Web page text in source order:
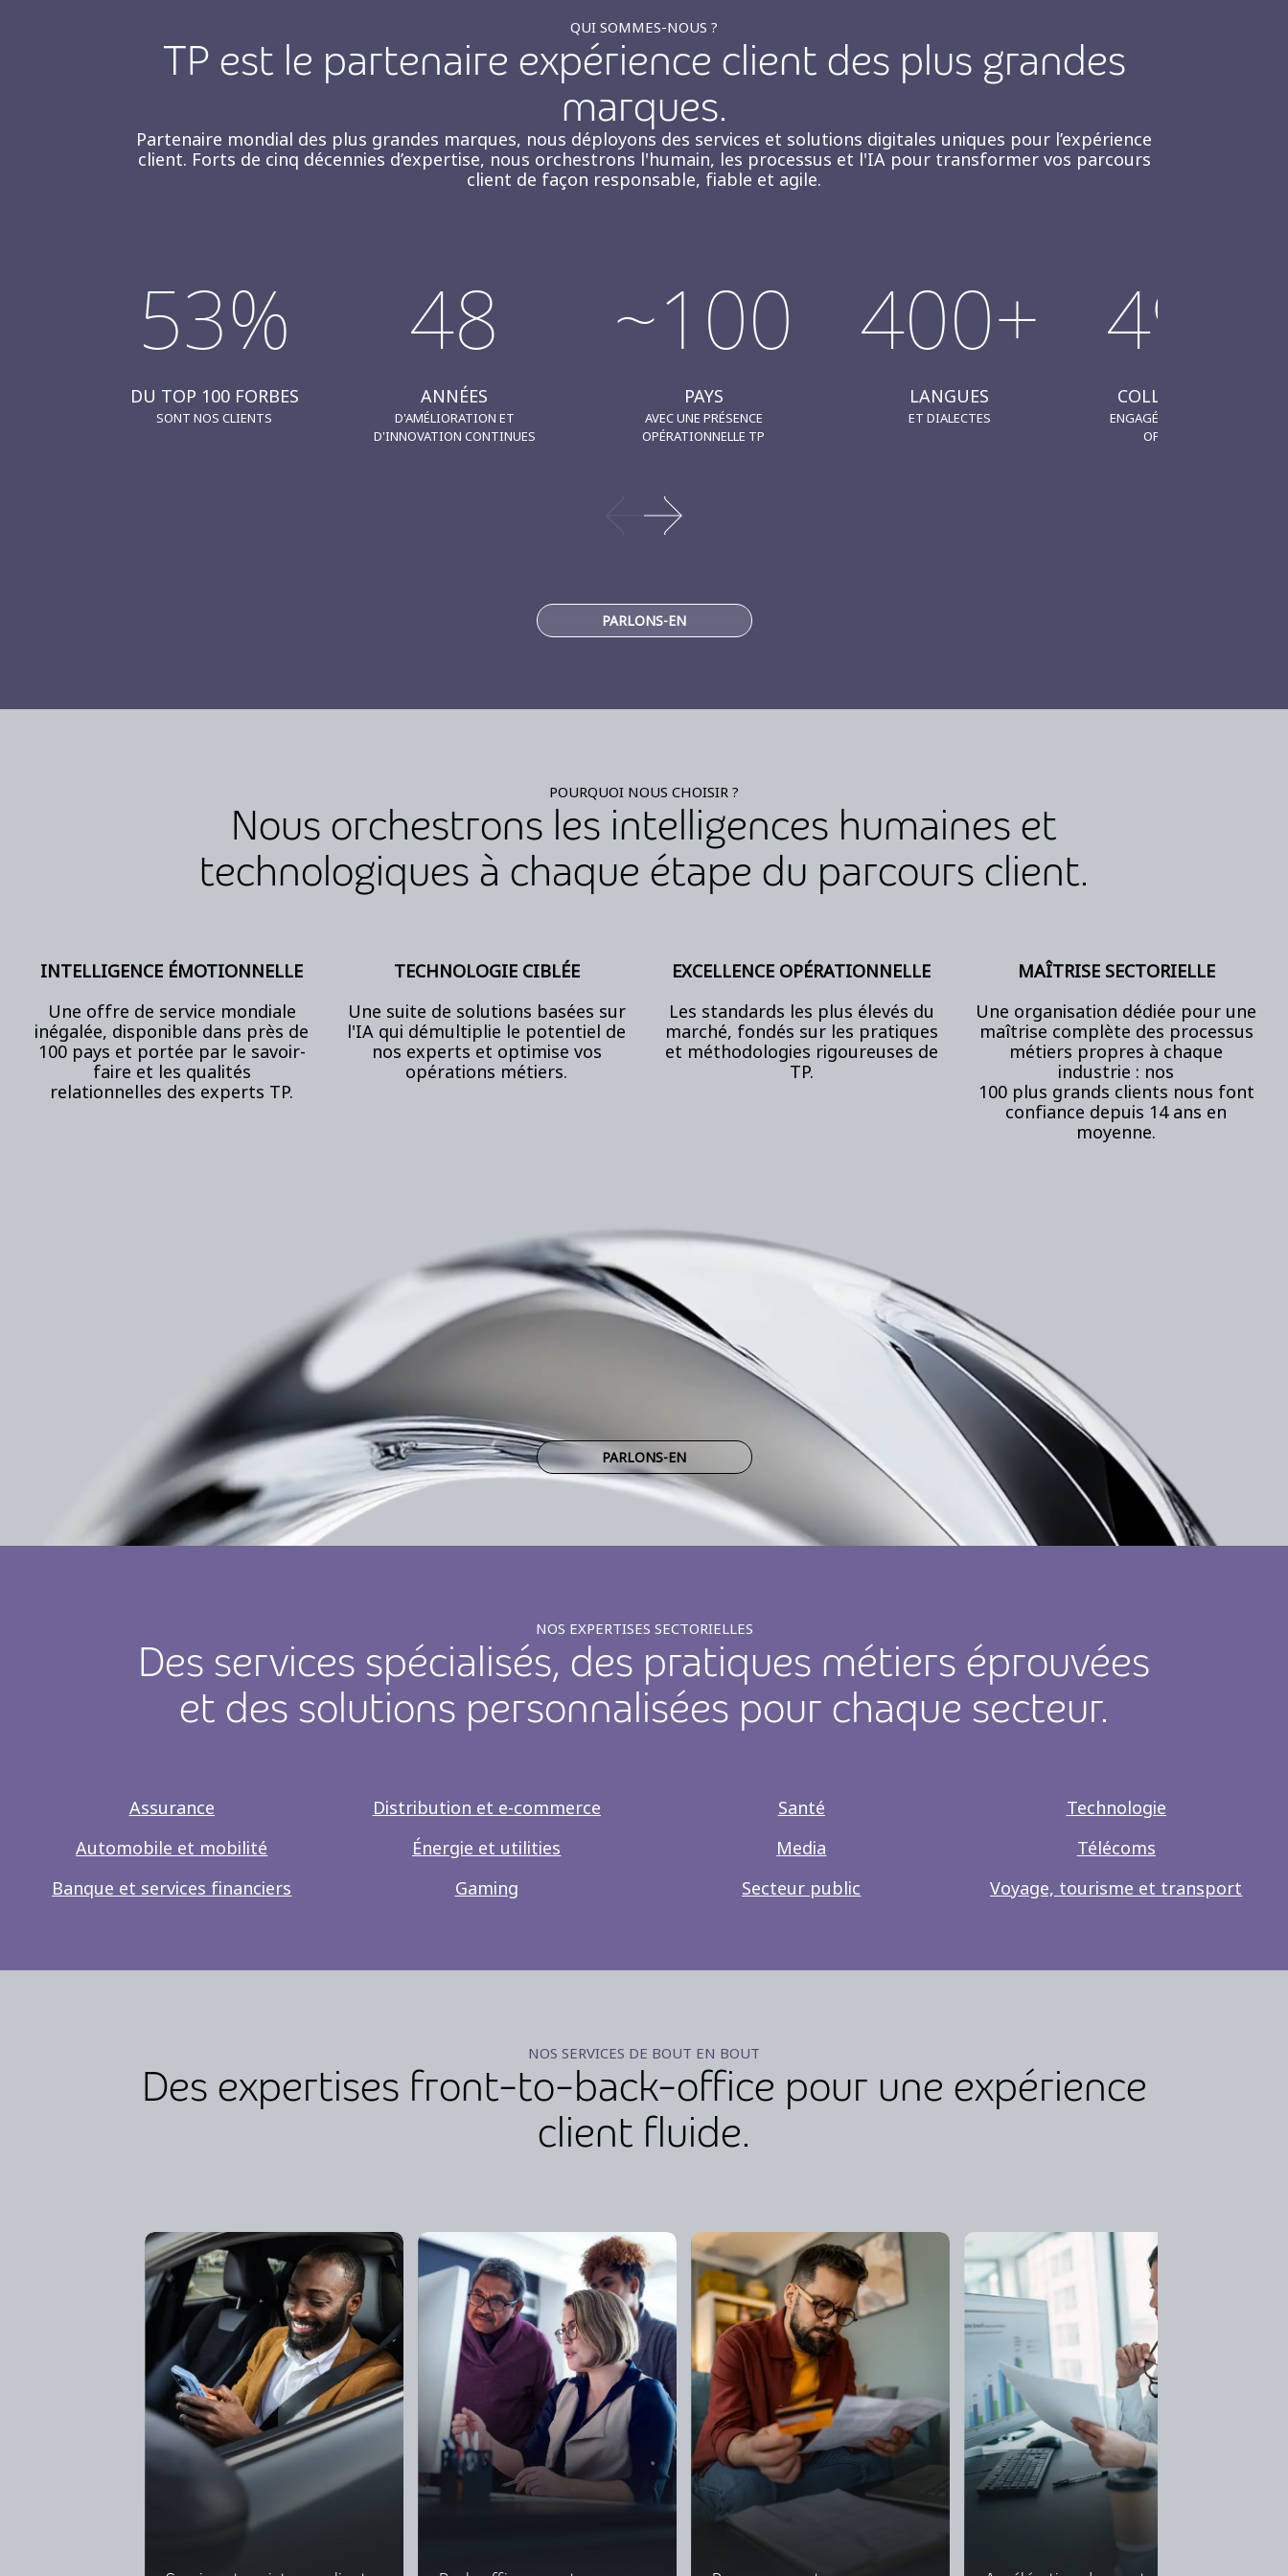
QUI SOMMES-NOUS ?
TP est le partenaire expérience client des plus grandes
marques.
Partenaire mondial des plus grandes marques, nous déployons des services et solutions digitales uniques pour l’expérience
client. Forts de cinq décennies d’expertise, nous orchestrons l'humain, les processus et l'IA pour transformer vos parcours
client de façon responsable, fiable et agile.
53%
DU TOP 100 FORBES
SONT NOS CLIENTS
48
ANNÉES
D'AMÉLIORATION ET
D'INNOVATION CONTINUES
~100
PAYS
AVEC UNE PRÉSENCE
OPÉRATIONNELLE TP
400+
LANGUES
ET DIALECTES
490K
COLLABORATEURS
ENGAGÉS DANS L’EXCELLENCE
OPÉRATIONNELLE
PARLONS-EN
POURQUOI NOUS CHOISIR ?
Nous orchestrons les intelligences humaines et
technologiques à chaque étape du parcours client.
INTELLIGENCE ÉMOTIONNELLE
Une offre de service mondiale
inégalée, disponible dans près de
100 pays et portée par le savoir-
faire et les qualités
relationnelles des experts TP.
TECHNOLOGIE CIBLÉE
Une suite de solutions basées sur
l'IA qui démultiplie le potentiel de
nos experts et optimise vos
opérations métiers.
EXCELLENCE OPÉRATIONNELLE
Les standards les plus élevés du
marché, fondés sur les pratiques
et méthodologies rigoureuses de
TP.
MAÎTRISESECTORIELLE
Une organisation dédiée pour une
maîtrise complète des processus
métiers propres à chaque
industrie : nos
100 plus grands clients nous font
confiance depuis 14 ans en
moyenne.
PARLONS-EN
NOS EXPERTISES SECTORIELLES
Des services spécialisés, des pratiques métiers éprouvées
et des solutions personnalisées pour chaque secteur.
Assurance
Automobile et mobilité
Banque et services financiers
Distribution et e-commerce
Énergie et utilities
Gaming
Santé
Media
Secteur public
Technologie
Télécoms
Voyage, tourisme et transport
NOS SERVICES DE BOUT EN BOUT
Des expertises front-to-back-office pour une expérience
client fluide.